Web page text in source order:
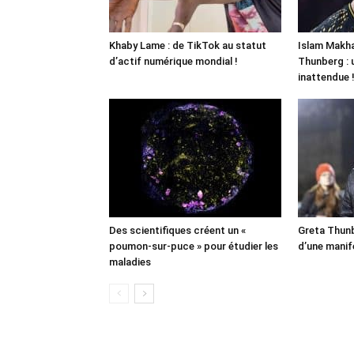
Khaby Lame : de TikTok au statut
d’actif numérique mondial !
Islam
Thunberg :
inattendue !
Des scientifiques créent un «
poumon-sur-puce » pour étudier les
maladies
Greta
d’une